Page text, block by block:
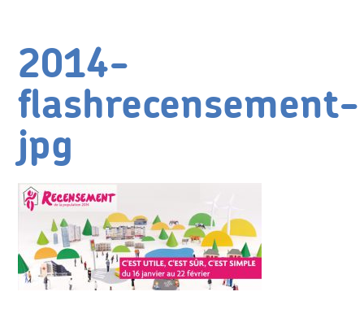
2014-
flashrecensement-
jpg